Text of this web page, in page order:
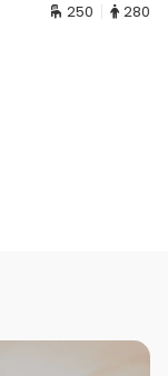
250 280